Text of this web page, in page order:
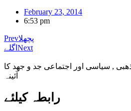
February 23, 2014
6:53 pm
Prevپچھلا
اگلے Next
, سیاسی اور اجتماعی جد و جهد کا
آئینہ